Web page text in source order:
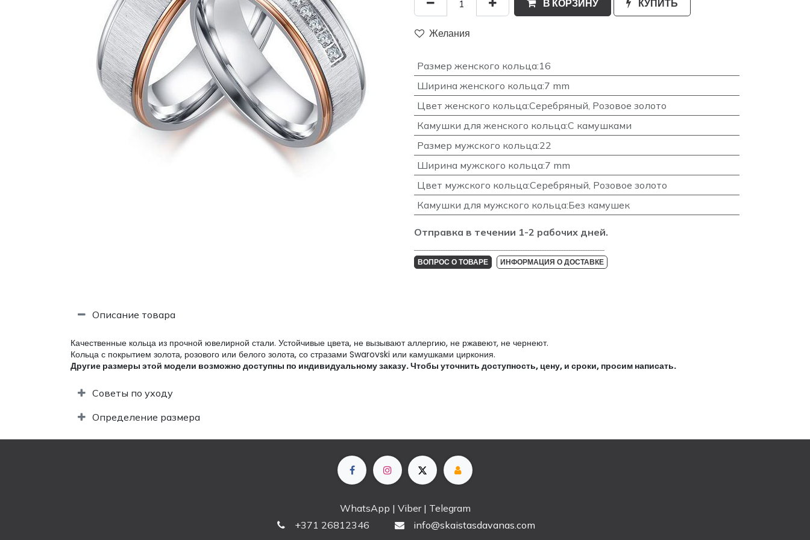
В КОРЗИНУ КУПИТЬ
Желания
Размер женского кольца:16
Ширина женского кольца:7 mm
Цвет женского кольца:Серебряный, Розовое золото
Камушки для женского кольца:С камушками
Размер мужского кольца:22
Ширина мужского кольца:7 mm
Цвет мужского кольца:Серебряный, Розовое золото
Камушки для мужского кольца:Без камушек
Отправка в течении 1-2 рабочих дней.
ВОПРОС О ТОВАРЕ ИНФОРМАЦИЯ О ДОСТАВКЕ
Описание товара
Качественные кольца из прочной ювелирной стали. Устойчивые цвета, не вызывают аллергию, не ржавеют, не чернеют.
Кольца с покрытием золота, розового или белого золота, со стразами Swarovski или камушками циркония.
Другие размеры этой модели возможно доступны по индивидуальному заказу. Чтобы уточнить доступность, цену, и сроки, просим написать.​
Советы по уходу
Определение размера
WhatsApp | Viber | Telegram
+371 26812346 info@skaistasdavanas.com